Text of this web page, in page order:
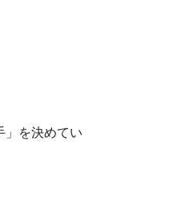
」を決めてい